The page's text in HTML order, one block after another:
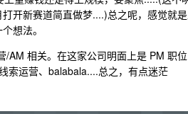
开新赛道简直做梦....)总之呢，感觉就
想法。
AM 相关。在这家公司明面上是 PM 职
索运营、balabala....总之，有点迷茫